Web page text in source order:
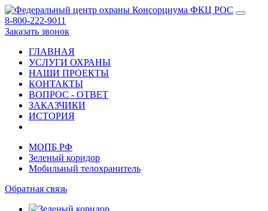
8-800-222-9011
Заказать звонок
ГЛАВНАЯ
УСЛУГИ ОХРАНЫ
НАШИ ПРОЕКТЫ
КОНТАКТЫ
ВОПРОС - ОТВЕТ
ЗАКАЗЧИКИ
ИСТОРИЯ
МОПБ РФ
Зеленый коридор
Мобильный телохранитель
Обратная связь